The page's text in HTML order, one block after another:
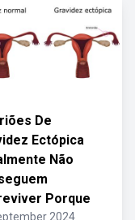
De
Ectópica
Não
Porque
2024